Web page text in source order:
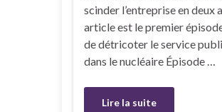
scinder l’entreprise en
article est le premier
de détricoter le service
dans le nucléaire Épisode …
Lire la suite